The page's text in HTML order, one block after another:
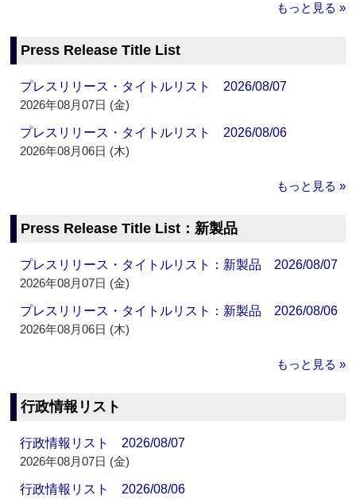
もっと見る »
Press Release Title List
プレスリリース・タイトルリスト 2026/08/07
2026年08月07日 (金)
プレスリリース・タイトルリスト 2026/08/06
2026年08月06日 (木)
もっと見る »
Press Release Title List：新製品
プレスリリース・タイトルリスト：新製品 2026/08/07
2026年08月07日 (金)
プレスリリース・タイトルリスト：新製品 2026/08/06
2026年08月06日 (木)
もっと見る »
行政情報リスト
行政情報リスト 2026/08/07
2026年08月07日 (金)
行政情報リスト 2026/08/06